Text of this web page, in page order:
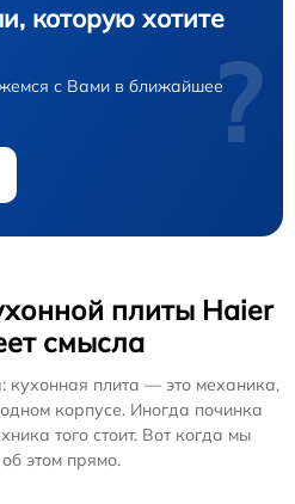
которую хотите
с Вами в ближайшее?
плиты Haier
смысла
кухонная плита — это механика,
корпусе. Иногда починка
того стоит. Вот когда мы
этом прямо.